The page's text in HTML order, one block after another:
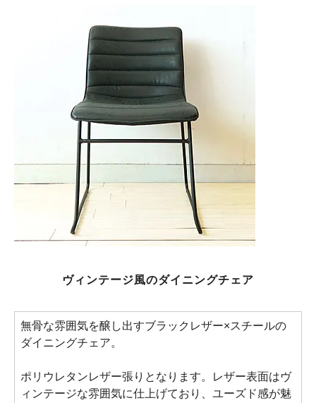
ヴィンテージ風のダイニングチェア
無骨な雰囲気を醸し出すブラックレザー×スチールの
ダイニングチェア。
ポリウレタンレザー張りとなります。レザー表面はヴ
ィンテージな雰囲気に仕上げており、ユーズド感が魅